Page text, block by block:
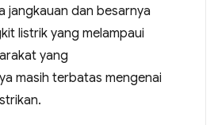
jangkauan dan besarnya
listrik yang melampaui
yang
masih terbatas mengenai